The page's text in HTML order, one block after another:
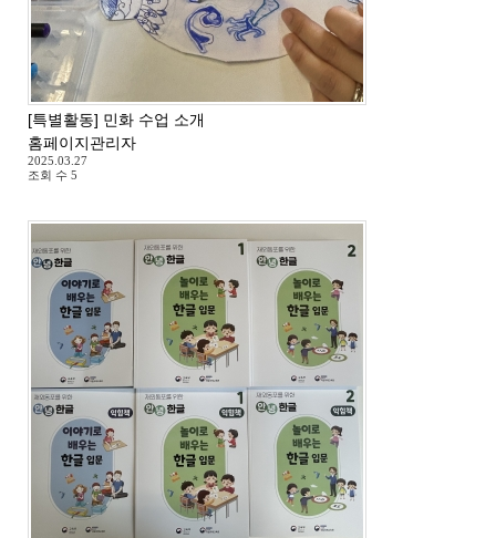
[특별활동] 민화 수업 소개
홈페이지관리자
2025.03.27
조회 수 5